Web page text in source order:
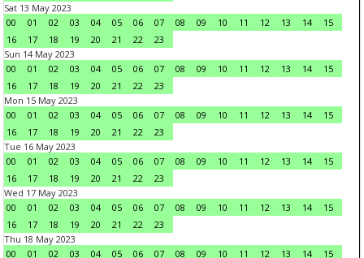
Sat 13 May 2023
00
01 02 03 04 05 06 07 08 09 10 11 12 13 14
15
16
17 18 19 20 21 22
23
Sun 14 May 2023
00
01 02 03 04 05 06 07 08 09 10 11 12 13 14
15
16
17 18 19 20 21 22
23
Mon 15 May 2023
00
01 02 03 04 05 06 07 08 09 10 11 12 13 14
15
16
17 18 19 20 21 22
23
Tue 16 May 2023
00
01 02 03 04 05 06 07 08 09 10 11 12 13 14
15
16
17 18 19 20 21 22
23
Wed 17 May 2023
00
01 02 03 04 05 06 07 08 09 10 11 12 13 14
15
16
17 18 19 20 21 22
23
Thu 18 May 2023
00
01 02 03 04 05 06 07 08 09 10 11 12 13 14 15